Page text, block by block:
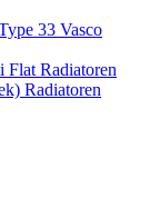
33 Vasco
Flat Radiatoren
Radiatoren